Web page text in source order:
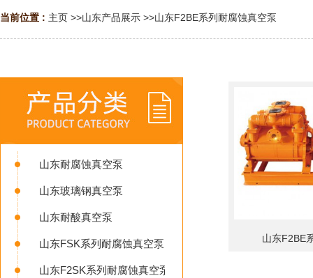
当前位置 : 主页 >>山东产品展示 >>山东F2BE系列耐腐蚀真空泵
山东耐腐蚀真空泵
山东玻璃钢真空泵
山东耐酸真空泵
山东FSK系列耐腐蚀真空泵
山东F2SK系列耐腐蚀真空泵
山东F2BE